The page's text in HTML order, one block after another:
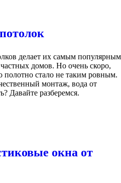
делает их самым популярным
домов. Но очень скоро,
полотно стало не таким ровным.
монтаж, вода от
Давайте разберемся.
окна от